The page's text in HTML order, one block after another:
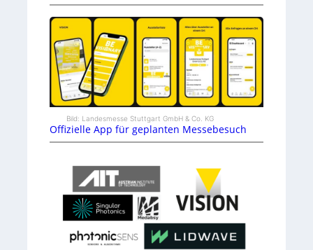
Bild: Landesmesse Stuttgart GmbH & Co. KG
Offizielle App für geplanten Messebesuch